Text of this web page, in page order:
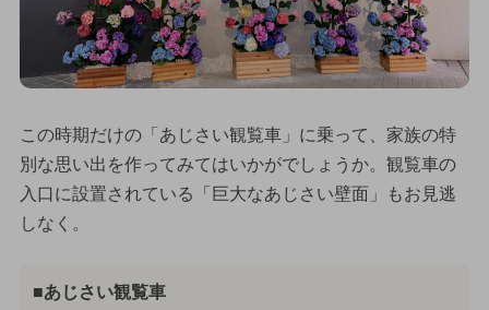
この時期だけの「あじさい観覧車」に乗って、家族の特
別な思い出を作ってみてはいかがでしょうか。観覧車の
入口に設置されている「巨大なあじさい壁面」もお見逃
しなく。
■あじさい観覧車